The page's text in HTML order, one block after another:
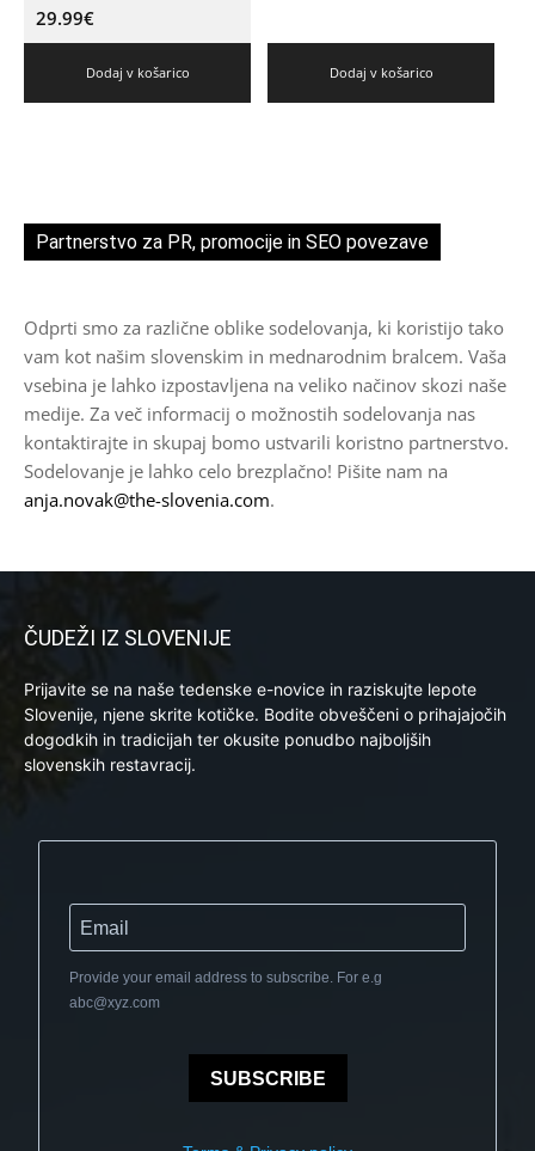
29.99€
Dodaj v košarico Dodaj v košarico
Partnerstvo za PR, promocije in SEO povezave
Odprti smo za različne oblike sodelovanja, ki koristijo tako
vam kot našim slovenskim in mednarodnim bralcem. Vaša
vsebina je lahko izpostavljena na veliko načinov skozi naše
medije. Za več informacij o možnostih sodelovanja nas
kontaktirajte in skupaj bomo ustvarili koristno partnerstvo.
Sodelovanje je lahko celo brezplačno! Pišite nam na
anja.novak@the-slovenia.com.
ČUDEŽI IZ SLOVENIJE
Prijavite se na naše tedenske e-novice in raziskujte lepote
Slovenije, njene skrite kotičke. Bodite obveščeni o prihajajočih
dogodkih in tradicijah ter okusite ponudbo najboljših
slovenskih restavracij.
Provide your email address to subscribe. For e.g
abc@xyz.com
SUBSCRIBE